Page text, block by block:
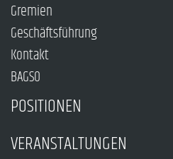
Gremien
Geschäftsführung
Kontakt
BAGSO
POSITIONEN
VERANSTALTUNGEN